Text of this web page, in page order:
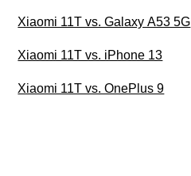
Xiaomi 11T vs. Galaxy A53 5G
Xiaomi 11T vs. iPhone 13
Xiaomi 11T vs. OnePlus 9